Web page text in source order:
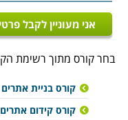
אני מעוניין לקבל
בחר קורס מתוך רשימת
קורס בניית אתרים
קורס קידום אתרים